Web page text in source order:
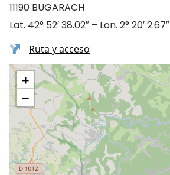
11190 BUGARACH
Lat. 42° 52′ 38.02″ – Lon. 2° 20′ 2.67″
Ruta y acceso
+
−